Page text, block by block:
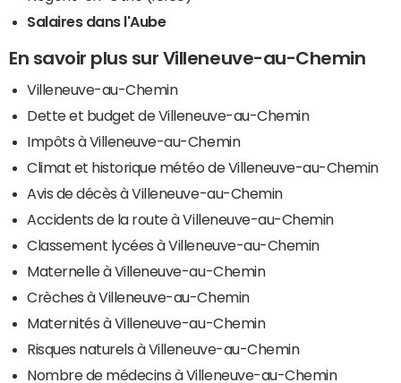
Salaires dans l'Aube
En savoir plus sur Villeneuve-au-Chemin
Villeneuve-au-Chemin
Dette et budget de Villeneuve-au-Chemin
Impôts à Villeneuve-au-Chemin
Climat et historique météo de Villeneuve-au-Chemin
Avis de décès à Villeneuve-au-Chemin
Accidents de la route à Villeneuve-au-Chemin
Classement lycées à Villeneuve-au-Chemin
Maternelle à Villeneuve-au-Chemin
Crèches à Villeneuve-au-Chemin
Maternités à Villeneuve-au-Chemin
Risques naturels à Villeneuve-au-Chemin
Nombre de médecins à Villeneuve-au-Chemin